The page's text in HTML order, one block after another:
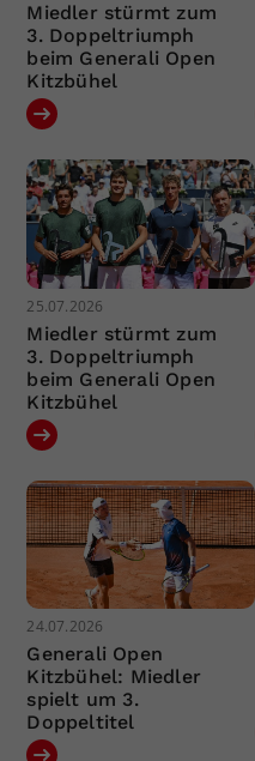
Miedler stürmt zum
3. Doppeltriumph
beim Generali Open
Kitzbühel
25.07.2026
Miedler stürmt zum
3. Doppeltriumph
beim Generali Open
Kitzbühel
24.07.2026
Generali Open
Kitzbühel: Miedler
spielt um 3.
Doppeltitel